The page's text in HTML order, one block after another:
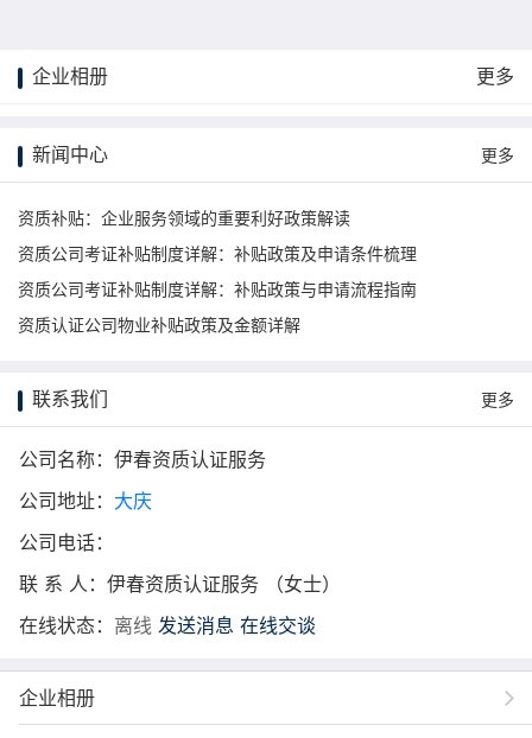
企业相册 更多
新闻中心 更多
资质补贴：企业服务领域的重要利好政策解读
资质公司考证补贴制度详解：补贴政策及申请条件梳理
资质公司考证补贴制度详解：补贴政策与申请流程指南
资质认证公司物业补贴政策及金额详解
联系我们 更多
公司名称：伊春资质认证服务
公司地址： 大庆
公司电话：
联 系 人：伊春资质认证服务 （女士）
在线状态： 离线 发送消息 在线交谈
企业相册